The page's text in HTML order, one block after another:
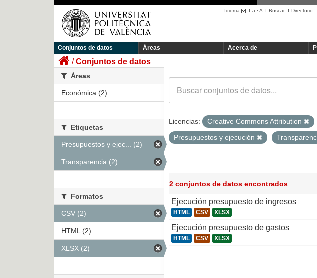
Idioma I a ·A I BuscarI Directorio
Conjuntos de datos Áreas Acerca de
Conjuntos de datos
Licencias: Creative Commons Attribution
Presupuestos y ejecución
2 conjuntos de datos encontrados
Ejecución presupuesto de ingresos
HTML CSV XLSX
Ejecución presupuesto de gastos
HTML CSV XLSX
Áreas
Económica (2)
Etiquetas
Presupuestos y ejec... (2)
Transparencia (2)
Formatos
CSV (2)
HTML (2)
XLSX (2)